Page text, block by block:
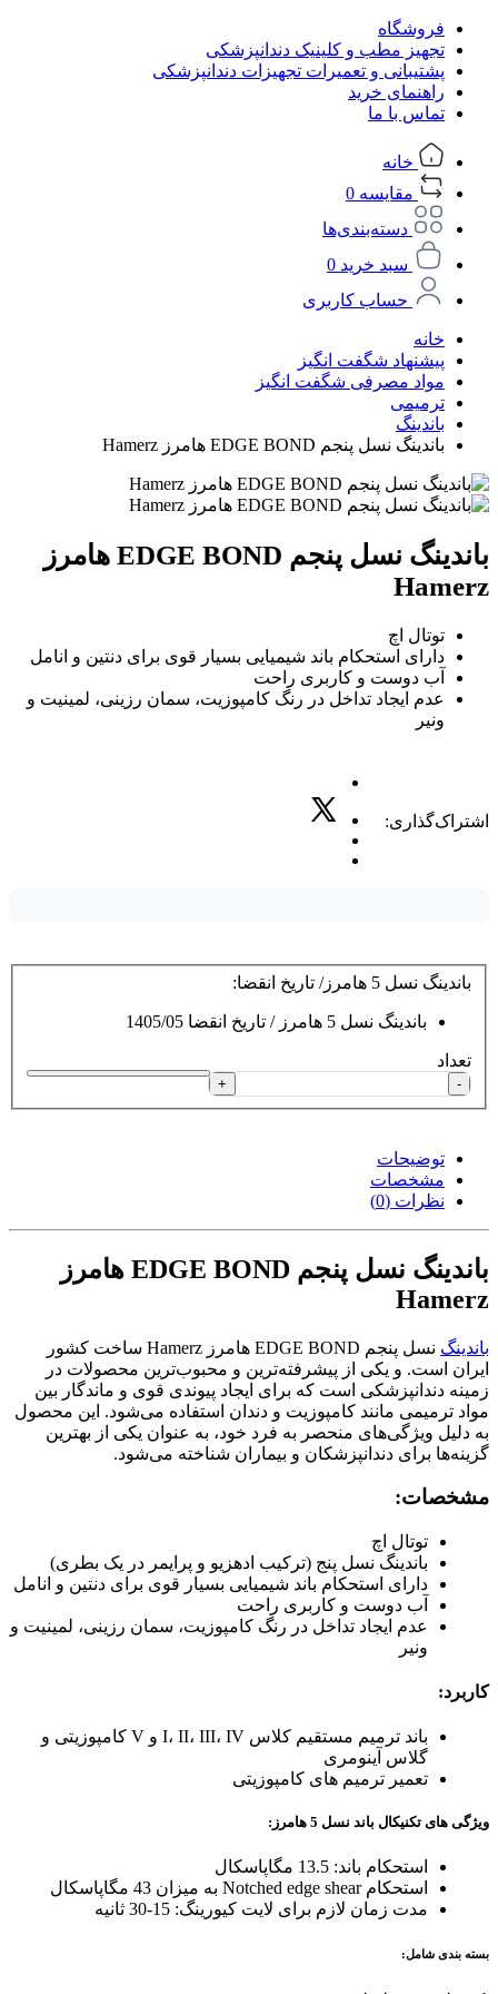
فروشگاه
تجهیز مطب و کلینیک دندانپزشکی
پشتیبانی و تعمیرات تجهیزات دندانپزشکی
راهنمای خرید
تماس با ما
خانه
مقایسه 0
دسته‌بندی‌ها
سبد خرید 0
حساب کاربری
خانه
پیشنهاد شگفت انگیز
مواد مصرفی شگفت انگیز
ترمیمی
باندینگ
باندینگ نسل پنجم EDGE BOND هامرز Hamerz
باندینگ نسل پنجم EDGE BOND هامرز
Hamerz
توتال اچ
دارای استحکام باند شیمیایی بسیار قوی برای دنتین و انامل
آب دوست و کاربری راحت
عدم ایجاد تداخل در رنگ کامپوزیت، سمان رزینی، لمینیت و
ونیر
اشتراک‌گذاری:
باندینگ نسل 5 هامرز/ تاریخ انقضا:
باندینگ نسل 5 هامرز / تاریخ انقضا 1405/05
تعداد
-
+
توضیحات
مشخصات
نظرات (0)
باندینگ نسل پنجم EDGE BOND هامرز
Hamerz
باندینگ
نسل پنجم EDGE BOND هامرز Hamerz ساخت کشور
ایران است. و یکی از پیشرفته‌ترین و محبوب‌ترین محصولات در
زمینه دندانپزشکی است که برای ایجاد پیوندی قوی و ماندگار بین
مواد ترمیمی مانند کامپوزیت و دندان استفاده می‌شود. این محصول
به دلیل ویژگی‌های منحصر به فرد خود، به عنوان یکی از بهترین
گزینه‌ها برای دندانپزشکان و بیماران شناخته می‌شود.
مشخصات:
توتال اچ
باندینگ نسل پنج (ترکیب ادهزیو و پرایمر در یک بطری)
دارای استحکام باند شیمیایی بسیار قوی برای دنتین و انامل
آب دوست و کاربری راحت
عدم ایجاد تداخل در رنگ کامپوزیت، سمان رزینی، لمینیت و
ونیر
کاربرد:
باند ترمیم مستقیم کلاس I، II، III، IV و V کامپوزیتی و
گلاس آینومری
تعمیر ترمیم های کامپوزیتی
ویژگی های تکنیکال باند نسل 5 هامرز:
استحکام باند: 13.5 مگاپاسکال
استحکام Notched edge shear به میزان 43 مگاپاسکال
مدت زمان لازم برای لایت کیورینگ: 15-30 ثانیه
بسته بندی شامل: